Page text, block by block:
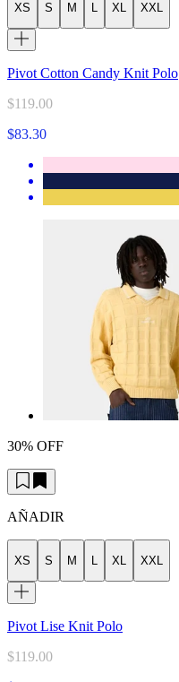
XS S M L XL XXL
Pivot Cotton Candy Knit Polo
$119.00
$83.30
30% OFF
AÑADIR
XS S M XL XXL
Pivot Lise Knit Polo
$119.00